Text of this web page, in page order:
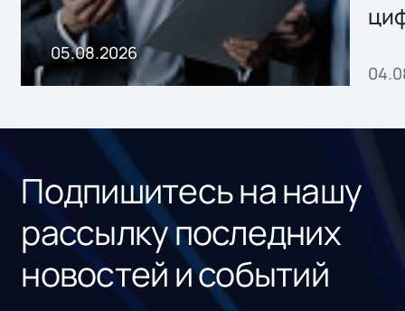
05.08.2026
Подпишитесь на нашу
рассылку последних
новостей и событий